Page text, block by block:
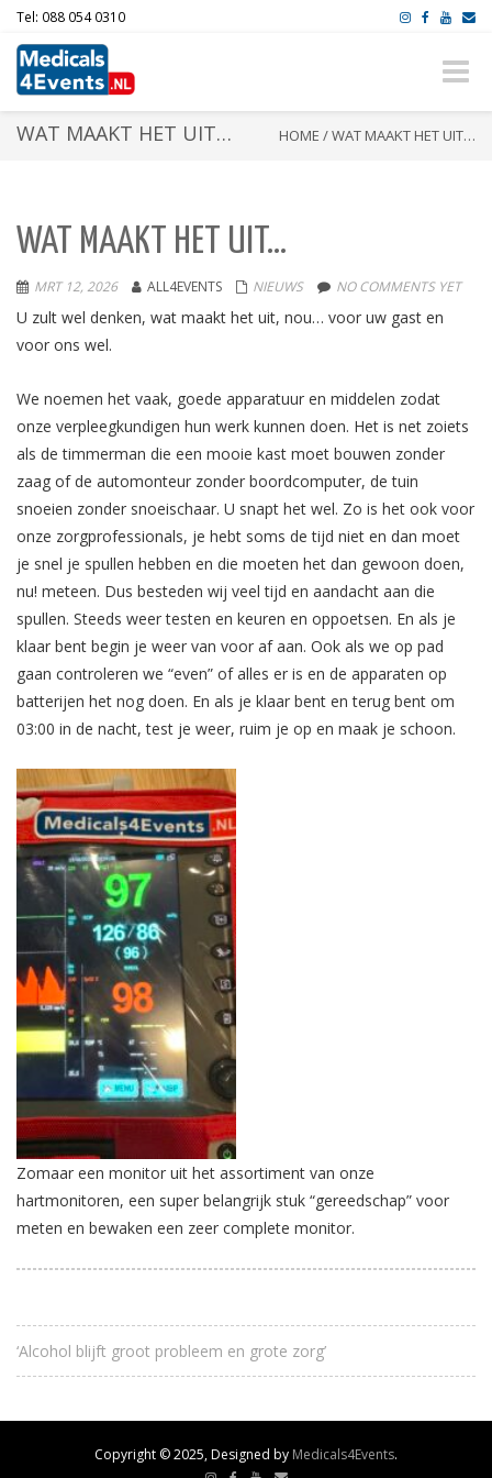
Tel: 088 054 0310
Toggle
WAT MAAKT HET UIT… HOME /WAT MAAKT HET UIT…
WAT MAAKT HET UIT…
MRT 12, 2026 ALL4EVENTS NIEUWS NO COMMENTS YET
U zult wel denken, wat maakt het uit, nou… voor uw gast en
voor ons wel.
We noemen het vaak, goede apparatuur en middelen zodat
onze verpleegkundigen hun werk kunnen doen. Het is net zoiets
als de timmerman die een mooie kast moet bouwen zonder
zaag of de automonteur zonder boordcomputer, de tuin
snoeien zonder snoeischaar. U snapt het wel. Zo is het ook voor
onze zorgprofessionals, je hebt soms de tijd niet en dan moet
je snel je spullen hebben en die moeten het dan gewoon doen,
nu! meteen. Dus besteden wij veel tijd en aandacht aan die
spullen. Steeds weer testen en keuren en oppoetsen. En als je
klaar bent begin je weer van voor af aan. Ook als we op pad
gaan controleren we “even” of alles er is en de apparaten op
batterijen het nog doen. En als je klaar bent en terug bent om
03:00 in de nacht, test je weer, ruim je op en maak je schoon.
Zomaar een monitor uit het assortiment van onze
hartmonitoren, een super belangrijk stuk “gereedschap” voor
meten en bewaken een zeer complete monitor.
‘Alcohol blijft groot probleem en grote zorg’
Copyright © 2025, Designed by Medicals4Events.